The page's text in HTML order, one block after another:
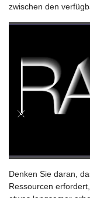
zwischen den
Denken Sie daran,
Ressourcen